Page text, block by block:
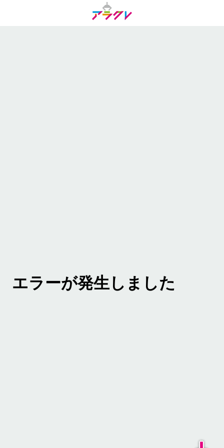
エラーが発生しました